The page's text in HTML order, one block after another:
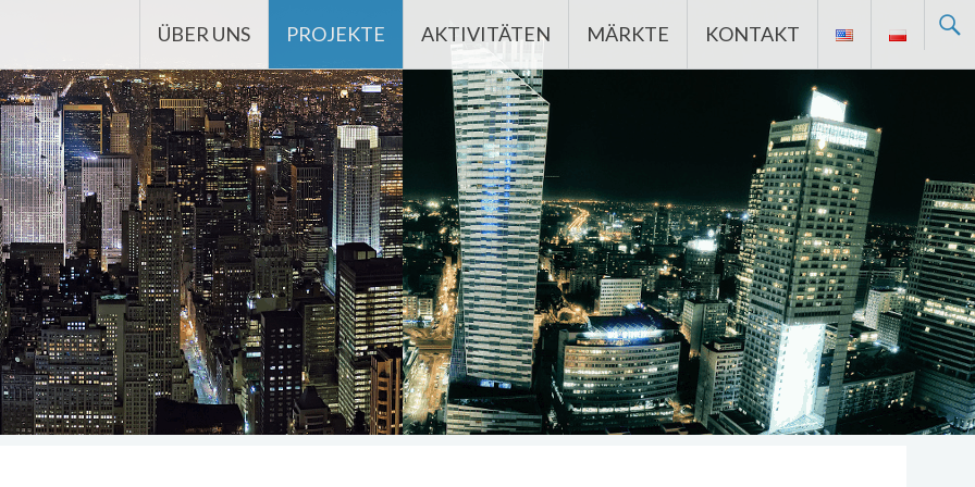
ÜBER UNS PROJEKTE AKTIVITÄTEN MÄRKTE KONTAKT